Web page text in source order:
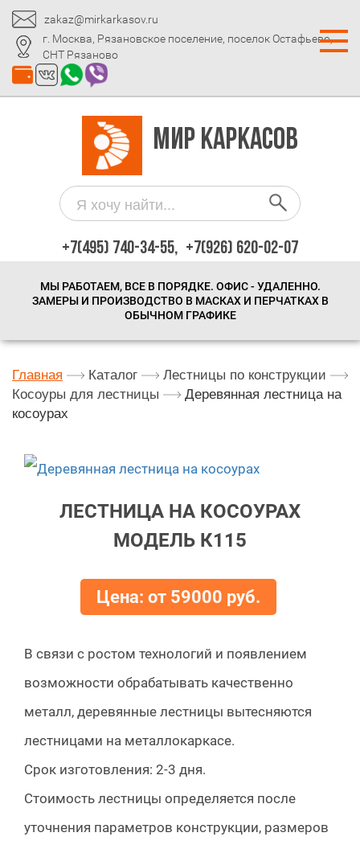
zakaz@mirkarkasov.ru
г. Москва, Рязановское поселение, поселок Остафьево,
СНТ Рязаново
МИР КАРКАСОВ
+7(495) 740-34-55, +7(926) 620-02-07
МЫ РАБОТАЕМ, ВСЕ В ПОРЯДКЕ. ОФИС - УДАЛЕННО.
ЗАМЕРЫ И ПРОИЗВОДСТВО В МАСКАХ И ПЕРЧАТКАХ В
ОБЫЧНОМ ГРАФИКЕ
Главная Каталог
Лестницы по конструкции
Косоуры для лестницы
Деревянная лестница на
косоурах
ЛЕСТНИЦА НА КОСОУРАХ
МОДЕЛЬ К115
Цена: от 59000 руб.
В связи с ростом технологий и появлением
возможности обрабатывать качественно
металл, деревянные лестницы вытесняются
лестницами на металлокаркасе.
Срок изготовления: 2-3 дня.
Стоимость лестницы определяется после
уточнения параметров конструкции, размеров